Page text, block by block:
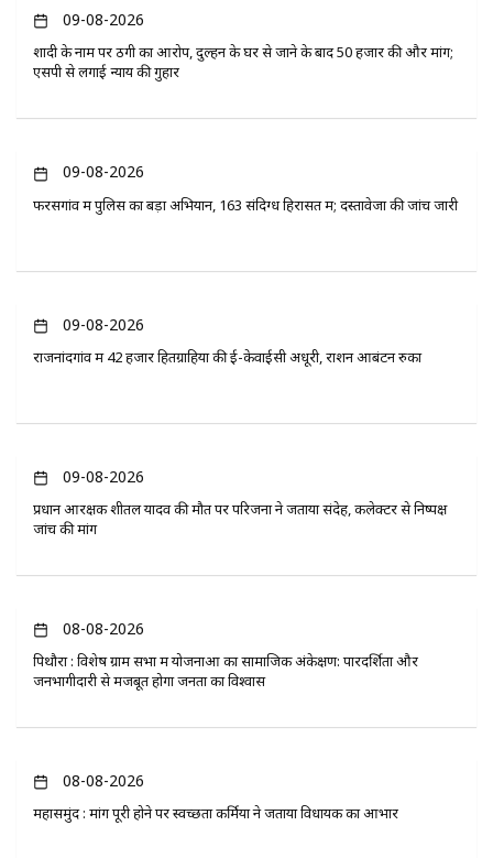
09-08-2026
शादी के नाम पर ठगी का आरोप, दुल्हन के घर से जाने के बाद 50 हजार की और मांग;
एसपी से लगाई न्याय की गुहार
09-08-2026
फरसगांव में पुलिस का बड़ा अभियान, 163 संदिग्ध हिरासत में; दस्तावेजों की जांच जारी
09-08-2026
राजनांदगांव में 42 हजार हितग्राहियों की ई-केवाईसी अधूरी, राशन आबंटन रुका
09-08-2026
प्रधान आरक्षक शीतल यादव की मौत पर परिजनों ने जताया संदेह, कलेक्टर से निष्पक्ष
जांच की मांग
08-08-2026
पिथौरा : विशेष ग्राम सभा में योजनाओं का सामाजिक अंकेक्षण: पारदर्शिता और
जनभागीदारी से मजबूत होगा जनता का विश्वास
08-08-2026
महासमुंद : मांग पूरी होने पर स्वच्छता कर्मियों ने जताया विधायक का आभार